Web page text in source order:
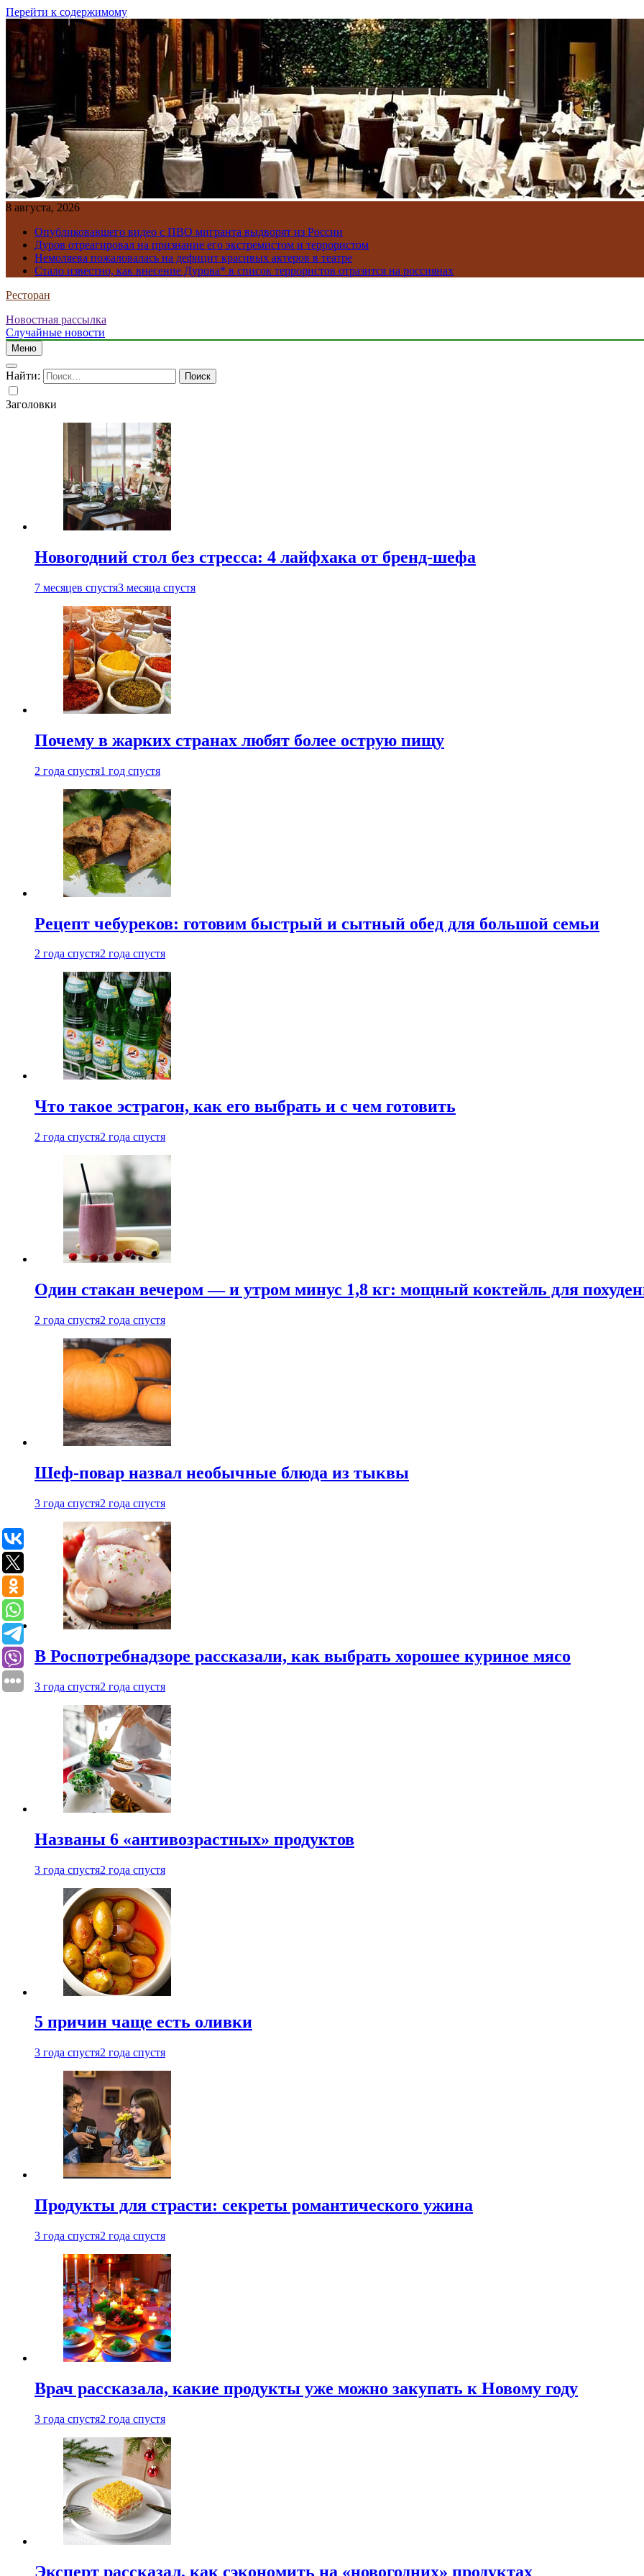
Перейти к содержимому
8 августа, 2026
Опубликовавшего видео с ПВО мигранта выдворят из России
Дуров отреагировал на признание его экстремистом и террористом
Немоляева пожаловалась на дефицит красивых актеров в театре
Стало известно, как внесение Дурова* в список террористов отразится на россиянах
Ресторан
Новостная рассылка
Случайные новости
Меню
Найти:
Заголовки
Новогодний стол без стресса: 4 лайфхака от бренд-шефа
7 месяцев спустя3 месяца спустя
Почему в жарких странах любят более острую пищу
2 года спустя1 год спустя
Рецепт чебуреков: готовим быстрый и сытный обед для большой семьи
2 года спустя2 года спустя
Что такое эстрагон, как его выбрать и с чем готовить
2 года спустя2 года спустя
Один стакан вечером — и утром минус 1,8 кг: мощный коктейль для
2 года спустя2 года спустя
Шеф-повар назвал необычные блюда из тыквы
3 года спустя2 года спустя
В Роспотребнадзоре рассказали, как выбрать хорошее куриное мясо
3 года спустя2 года спустя
Названы 6 «антивозрастных» продуктов
3 года спустя2 года спустя
5 причин чаще есть оливки
3 года спустя2 года спустя
Продукты для страсти: секреты романтического ужина
3 года спустя2 года спустя
Врач рассказала, какие продукты уже можно закупать к Новому году
3 года спустя2 года спустя
Эксперт рассказал, как сэкономить на «новогодних» продуктах